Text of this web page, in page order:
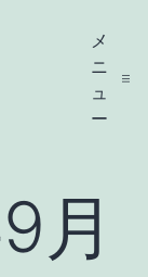
メ
ニ
ュ
ー
月